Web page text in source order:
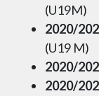
(U19M)
2020/
(U19 M)
2020/
2020/